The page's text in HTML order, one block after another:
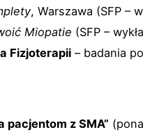
, Warszawa (SFP –
Miopatie (SFP –
Fizjoterapii – badania
z SMA”